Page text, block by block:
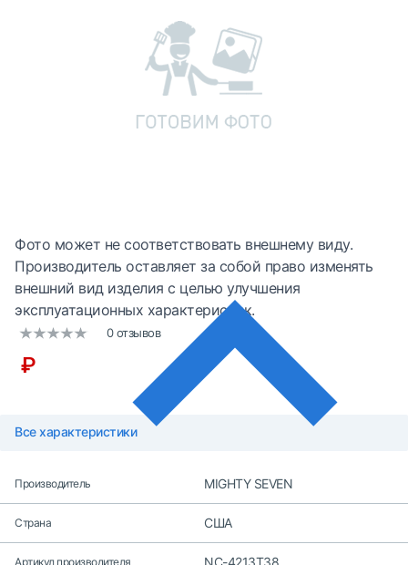
Фото может не соответствовать внешнему виду.
Производитель оставляет за собой право изменять
внешний вид изделия с целью улучшения
эксплуатационных характеристик.
0 отзывов
₽
Все характеристики
Производитель MIGHTY SEVEN
Страна США
Артикул производителя NC-4213T38